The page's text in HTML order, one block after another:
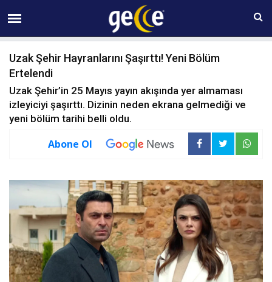
07 AĞUSTOS Cuma 18:11
Uzak Şehir Hayranlarını Şaşırttı! Yeni Bölüm
Ertelendi
Uzak Şehir’in 25 Mayıs yayın akışında yer almaması
izleyiciyi şaşırttı. Dizinin neden ekrana gelmediği ve
yeni bölüm tarihi belli oldu.
Abone Ol